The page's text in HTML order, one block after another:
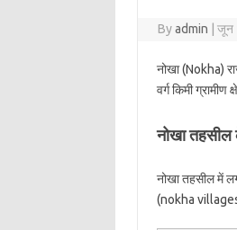
Byadmin जून
नोखा (Nokha)
वर्ग किमी
नोखा
नोखा तहसील में
(nokha